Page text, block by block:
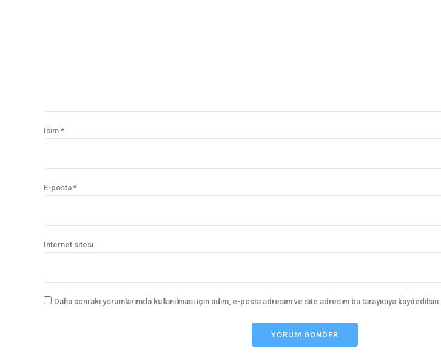
İsim *
E-posta *
İnternet sitesi
Daha sonraki yorumlarımda kullanılması için adım, e-posta adresim ve site adresim bu tarayıcıya kaydedilsin.
YORUM GÖNDER